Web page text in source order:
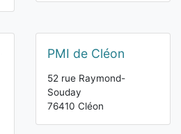
PMI de Cléon
52 rue Raymond-
Souday
76410 Cléon